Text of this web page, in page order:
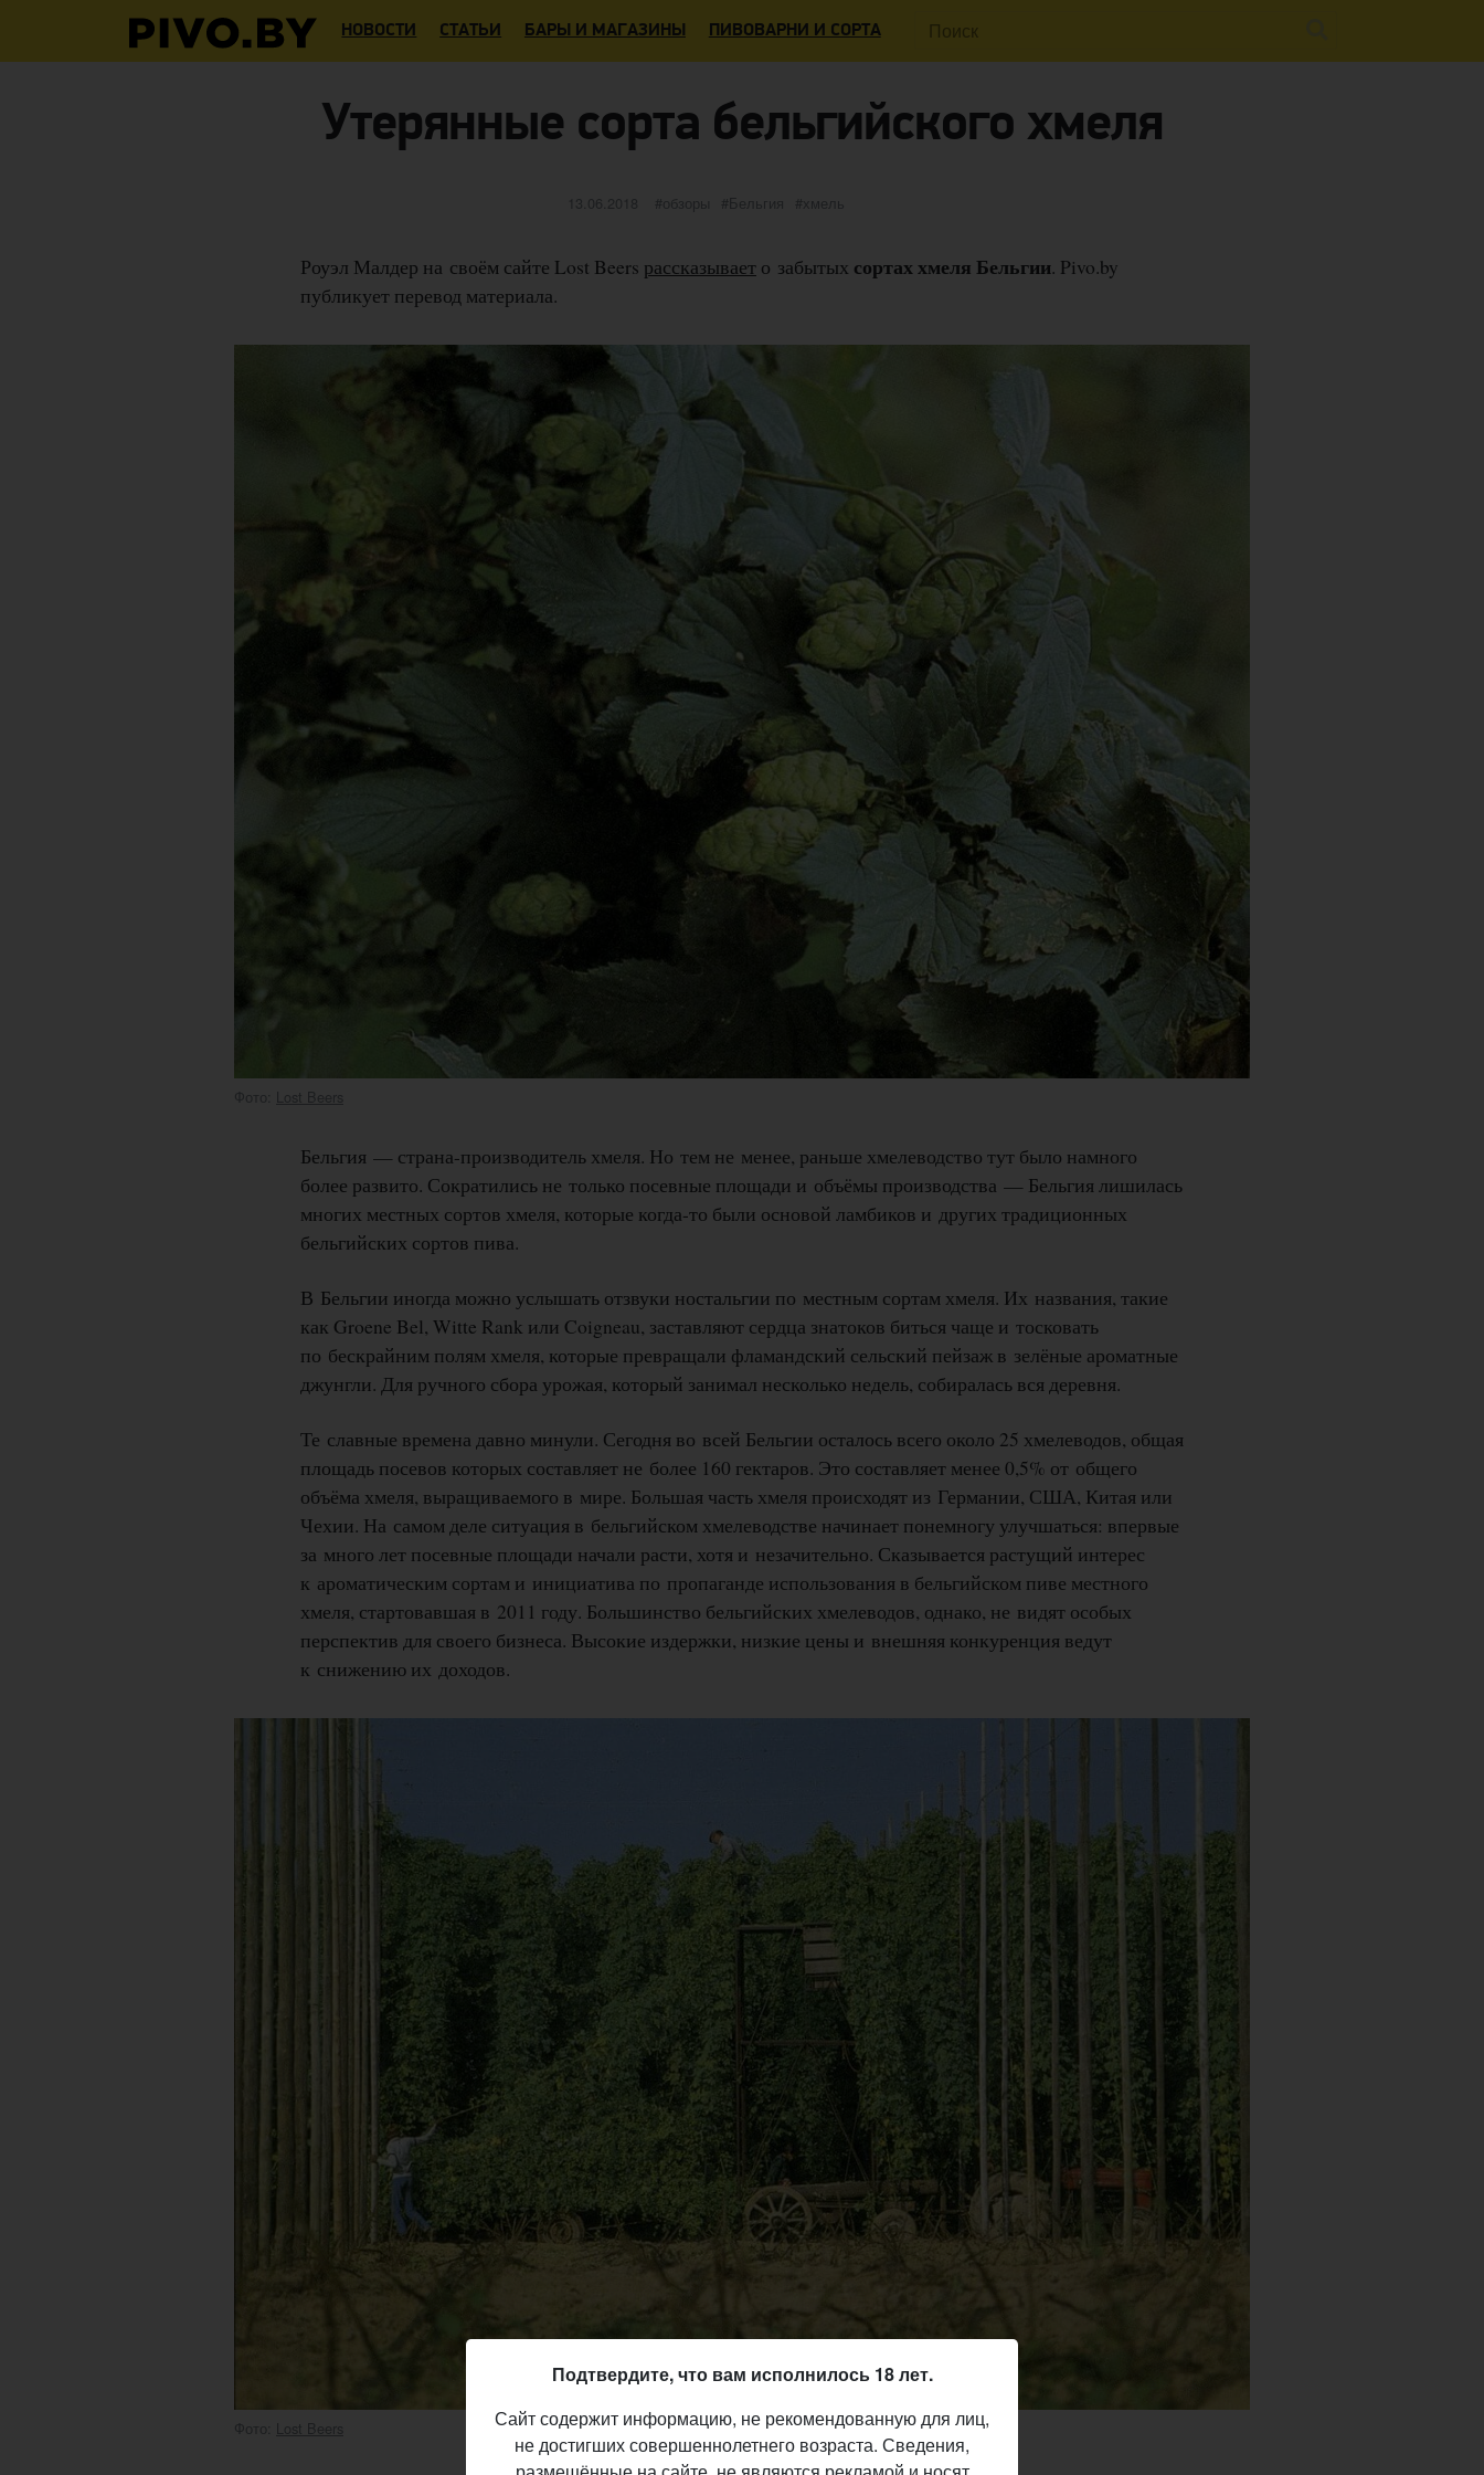
Поиск:
НОВОСТИ СТАТЬИ БАРЫ И МАГАЗИНЫ ПИВОВАРНИ И СОРТА
Утерянные сорта бельгийского хмеля
Опубликовано
13.06.2018 категории
обзоры Метки
Бельгия хмель
Роуэл Малдер на своём сайте Lost Beers рассказываето забытых сортах хмеля Бельгии. Pivo.by
публикует перевод материала.
Фото: Lost Beers
Бельгия — страна-производитель хмеля. Но тем не менее, раньше хмелеводство тут было намного
более развито. Сократились не только посевные площади и объёмы производства — Бельгия лишилась
многих местных сортов хмеля, которые когда-то были основой ламбиков и других традиционных
бельгийских сортов пива.
В Бельгии иногда можно услышать отзвуки ностальгии по местным сортам хмеля. Их названия, такие
как Groene Bel, Witte Rank или Coigneau, заставляют сердца знатоков биться чаще и тосковать
по бескрайним полям хмеля, которые превращали фламандский сельский пейзаж в зелёные ароматные
джунгли. Для ручного сбора урожая, который занимал несколько недель, собиралась вся деревня.
Те славные времена давно минули. Сегодня во всей Бельгии осталось всего около 25 хмелеводов, общая
площадь посевов которых составляет не более 160 гектаров. Это составляет менее 0,5% от общего
объёма хмеля, выращиваемого в мире. Большая часть хмеля происходят из Германии, США, Китая или
Чехии. На самом деле ситуация в бельгийском хмелеводстве начинает понемногу улучшаться: впервые
за много лет посевные площади начали расти, хотя и незачительно. Сказывается растущий интерес
к ароматическим сортам и инициатива по пропаганде использования в бельгийском пиве местного
хмеля, стартовавшая в 2011 году. Большинство бельгийских хмелеводов, однако, не видят особых
перспектив для своего бизнеса. Высокие издержки, низкие цены и внешняя конкуренция ведут
к снижению их доходов.
Фото: Lost Beers
Подтвердите, что вам исполнилось 18 лет.
Сайт содержит информацию, не рекомендованную для лиц,
не достигших совершеннолетнего возраста. Сведения,